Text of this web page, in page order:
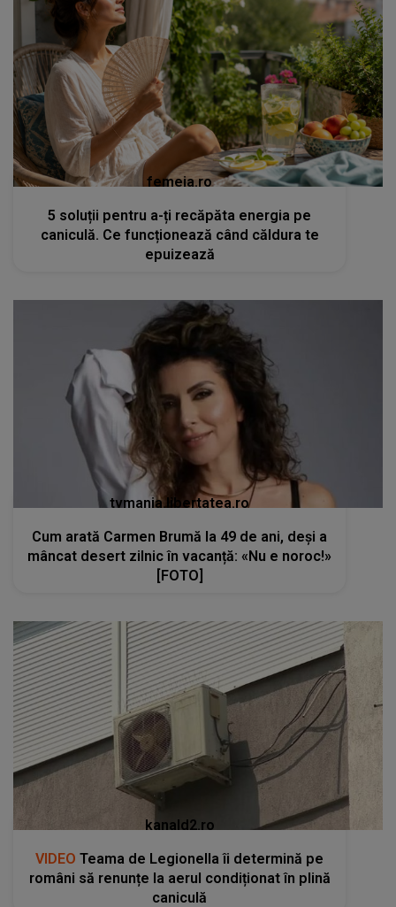
femeia.ro
5 soluții pentru a-ți recăpăta energia pe
caniculă. Ce funcționează când căldura te
epuizează
tvmania.libertatea.ro
Cum arată Carmen Brumă la 49 de ani, deși a
mâncat desert zilnic în vacanță: «Nu e noroc!»
[FOTO]
kanald2.ro
VIDEO Teama de Legionella îi determină pe
români să renunțe la aerul condiționat în plină
caniculă